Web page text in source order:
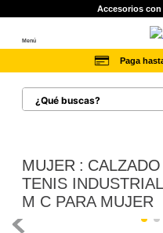
Accesorios con
Menú
Paga
¿Qué buscas?
MUJER CALZADO
TENIS
M C PARA MUJER
2. botas cat mujer
3. tenis hombre